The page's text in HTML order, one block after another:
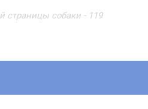
страницы собаки - 119